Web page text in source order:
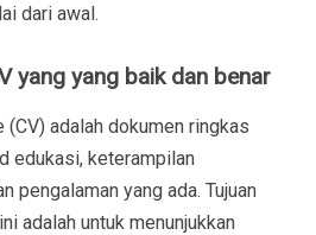
dari awal.
yang yang baik dan benar
(CV) adalah dokumen ringkas
edukasi, keterampilan
pengalaman yang ada. Tujuan
adalah untuk menunjukkan